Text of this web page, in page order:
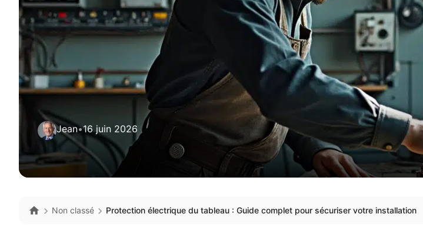
Jean•16 juin 2026
Non classé Protection électrique du tableau : Guide complet pour sécuriser votre installation